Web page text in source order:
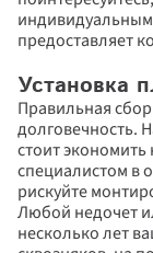
предоставляет
Установка
Правильная
долговечность.
стоит
специалистом в
рискуйте
Любой недочет
несколько лет